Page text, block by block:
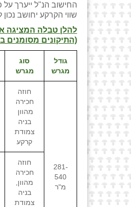
החישוב הנ"ל ייערך
שווי הקרקע יחושב
(התיקונים מסומנים
גודל
מגרש
סוג
מגרש
281-
540
מ"ר
חוזה
חכירה
מהוון
בניה
צמודת
קרקע
חוזה
חכירה
מהוון,
בניה
צמודת